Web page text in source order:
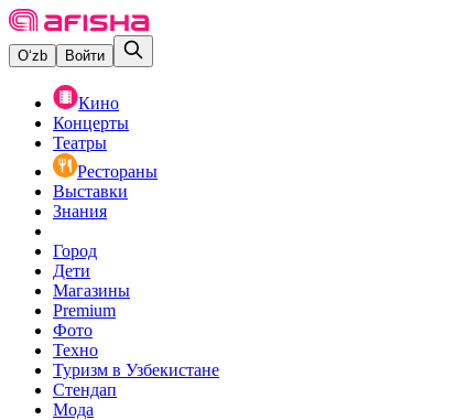
O‘zb Войти
Кино
Концерты
Театры
Рестораны
Выставки
Знания
Город
Дети
Магазины
Premium
Фото
Техно
Туризм в Узбекистане
Стендап
Мода